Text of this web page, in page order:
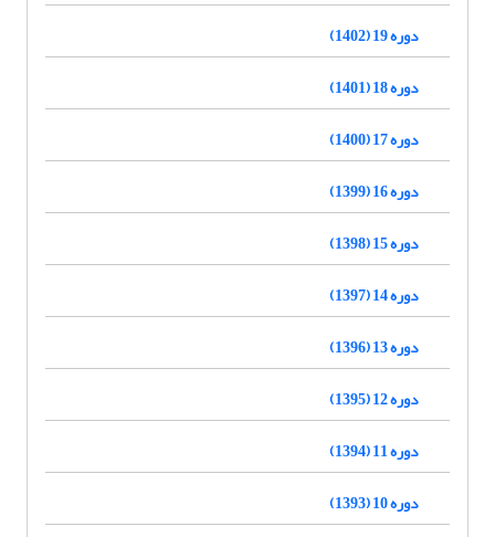
دوره 19 (1402)
دوره 18 (1401)
دوره 17 (1400)
دوره 16 (1399)
دوره 15 (1398)
دوره 14 (1397)
دوره 13 (1396)
دوره 12 (1395)
دوره 11 (1394)
دوره 10 (1393)